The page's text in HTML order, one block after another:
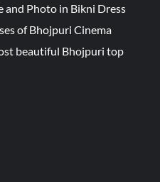
and Photo in Bikni Dress
of Bhojpuri Cinema
beautiful Bhojpuri top